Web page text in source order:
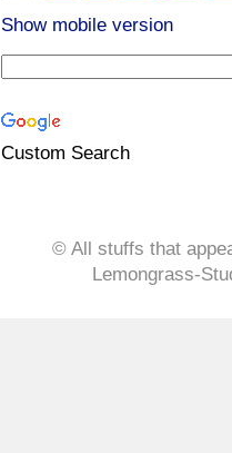
Show mobile version
Custom Search
© All stuffs that
Lemongrass-